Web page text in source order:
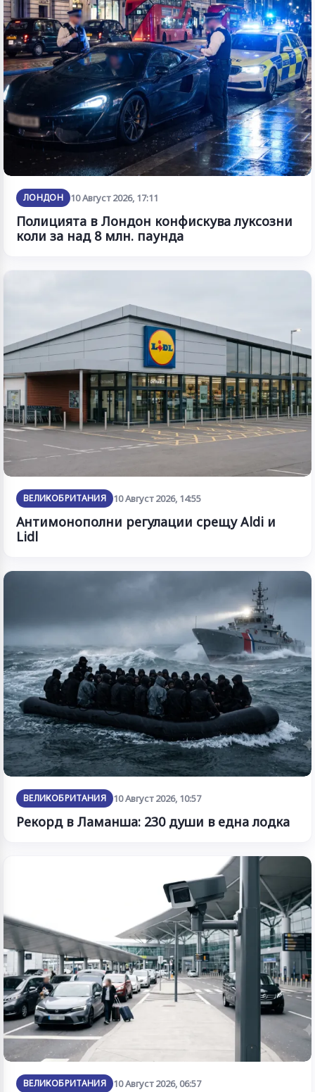
ЛОНДОН 10 Август 2026, 17:11
Полицията в Лондон конфискува луксозни
коли за над 8 млн. паунда
ВЕЛИКОБРИТАНИЯ 10 Август 2026, 14:55
Антимонополни регулации срещу Aldi и
Lidl
ВЕЛИКОБРИТАНИЯ 10 Август 2026, 10:57
Рекорд в Ламанша: 230 души в една лодка
ВЕЛИКОБРИТАНИЯ 10 Август 2026, 06:57